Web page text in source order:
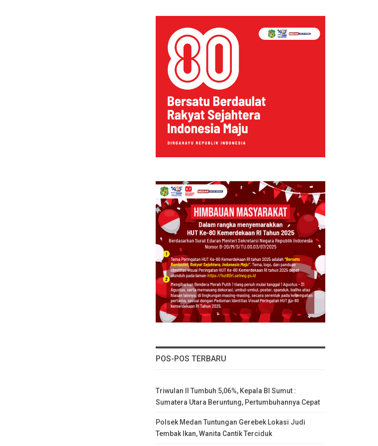
POS-POS TERBARU
Triwulan II Tumbuh 5,06%, Kepala BI Sumut :
Sumatera Utara Beruntung, Pertumbuhannya Cepat
Polsek Medan Tuntungan Gerebek Lokasi Judi
Tembak Ikan, Wanita Cantik Terciduk